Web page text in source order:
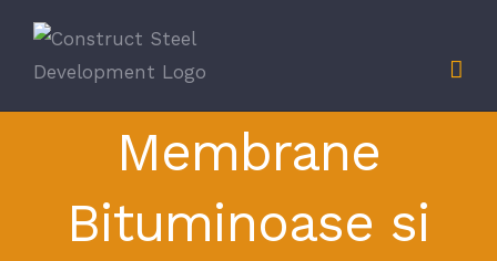
content
Membrane
Bituminoase si